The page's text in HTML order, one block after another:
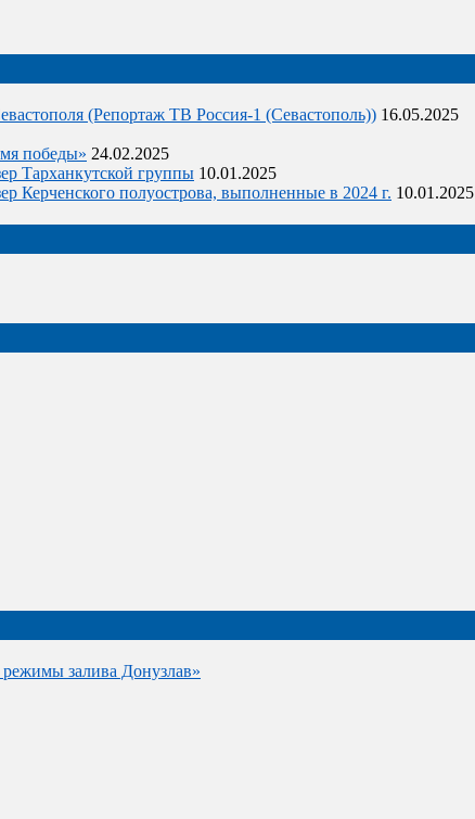
(Репортаж ТВ Россия-1 (Севастополь)) 16.05.2025
победы» 24.02.2025
Тарханкутской группы 10.01.2025
полуострова, выполненные в 2024 г. 10.01.2025
залива Донузлав»